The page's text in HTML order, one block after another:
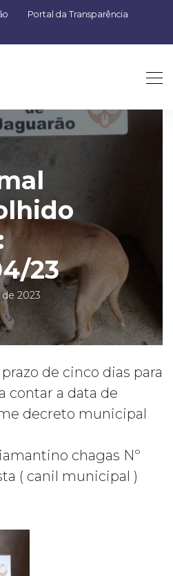
Portal da Transparência
23
2023
de cinco dias para
contar a data de
decreto municipal
chagas Nº
( canil municipal )